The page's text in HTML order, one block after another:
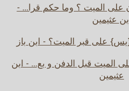
على الميت ؟ وما حكم قرا... -
عثيمين
على قبر الميت؟ - ابن باز
الميت قبل الدفن و بع... - ابن
عثيمين